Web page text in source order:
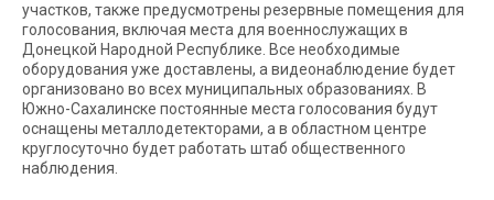
участков, также предусмотрены резервные помещения для
голосования, включая места для военнослужащих в
Донецкой Народной Республике. Все необходимые
оборудования уже доставлены, а видеонаблюдение будет
организовано во всех муниципальных образованиях. В
Южно-Сахалинске постоянные места голосования будут
оснащены металлодетекторами, а в областном центре
круглосуточно будет работать штаб общественного
наблюдения.